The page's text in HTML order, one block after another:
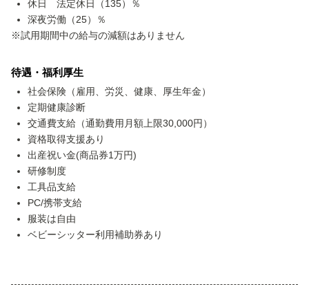
休日 法定休日（135）％
深夜労働（25）％
※試用期間中の給与の減額はありません
待遇・福利厚生
社会保険（雇用、労災、健康、厚生年金）
定期健康診断
交通費支給（通勤費用月額上限30,000円）
資格取得支援あり
出産祝い金(商品券1万円)
研修制度
工具品支給
PC/携帯支給
服装は自由
ベビーシッター利用補助券あり